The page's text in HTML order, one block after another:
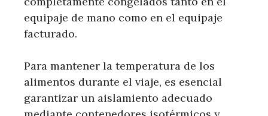
equipaje de mano como en el equipaje
facturado.
Para mantener la temperatura de los
alimentos durante el viaje, es esencial
garantizar un aislamiento adecuado